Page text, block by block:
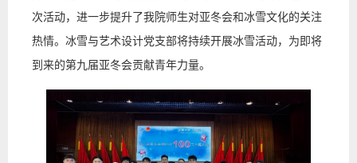
次活动，进一步提升了我院师生对亚冬会和冰雪文化的关注
热情。冰雪与艺术设计党支部将持续开展冰雪活动，为即将
到来的第九届亚冬会贡献青年力量。